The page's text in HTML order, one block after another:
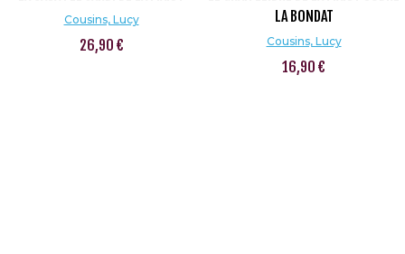
Cousins, Lucy
26,90 €
LA BONDAT
Cousins, Lucy
16,90 €